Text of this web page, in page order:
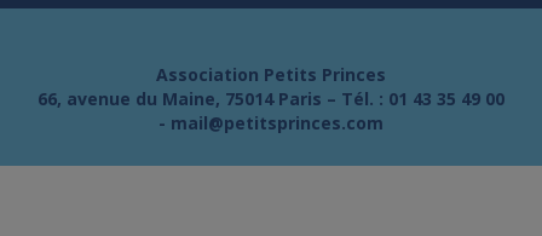
Association Petits Princes
66, avenue du Maine, 75014 Paris – Tél. : 01 43 35 49 00
- mail@petitsprinces.com